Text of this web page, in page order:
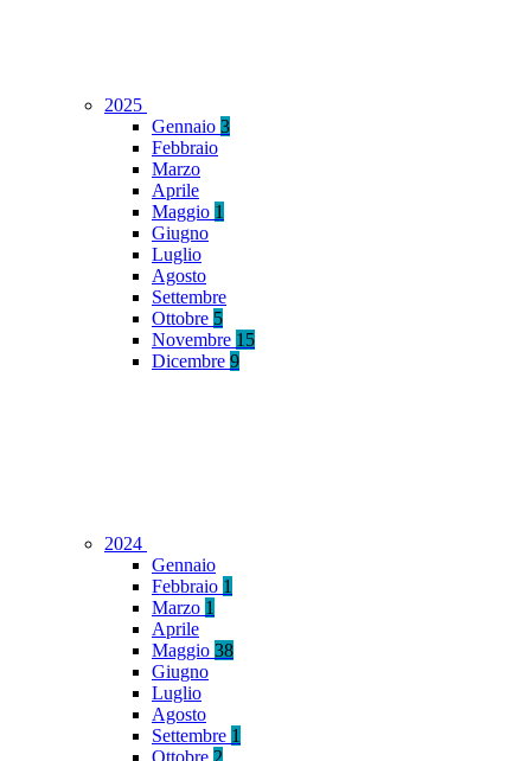
2025
Gennaio 3
Febbraio
Marzo
Aprile
Maggio 1
Giugno
Luglio
Agosto
Settembre
Ottobre 5
Novembre 15
Dicembre 9
2024
Gennaio
Febbraio 1
Marzo 1
Aprile
Maggio 38
Giugno
Luglio
Agosto
Settembre 1